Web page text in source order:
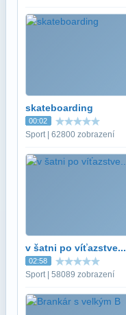
skateboarding
00:02
Sport | 62800 zobrazení
v šatni po víťazstve...
02:58
Sport | 58089 zobrazení